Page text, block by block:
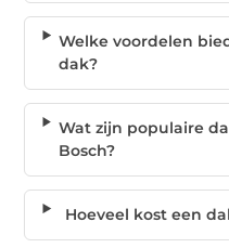
Welke voordelen
dak?
Wat zijn populaire
Bosch?
Hoeveel kost een